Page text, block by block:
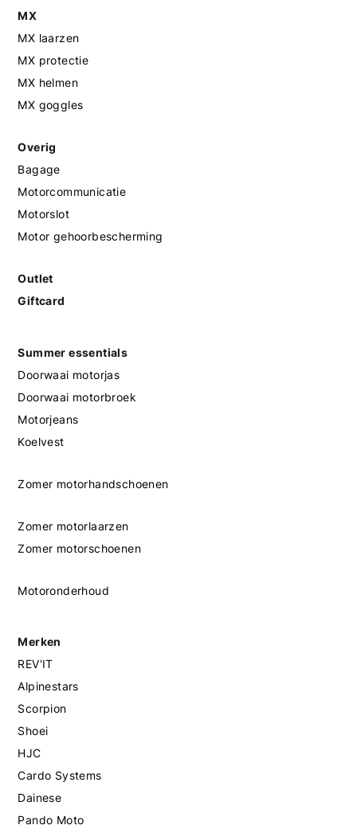
MX
MX laarzen
MX protectie
MX helmen
MX goggles
Overig
Bagage
Motorcommunicatie
Motorslot
Motor gehoorbescherming
Outlet
Giftcard
Summer essentials
Doorwaai motorjas
Doorwaai motorbroek
Motorjeans
Koelvest
Zomer motorhandschoenen
Zomer motorlaarzen
Zomer motorschoenen
Motoronderhoud
Merken
REV'IT
Alpinestars
Scorpion
Shoei
HJC
Cardo Systems
Dainese
Pando Moto